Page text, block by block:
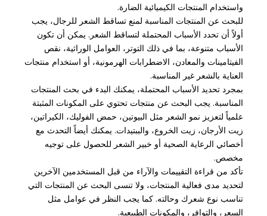
واستخدام المنتجات الكيميائية الضارة.
للبحث عن المنتجات المناسبة لمنع تساقط الشعر للرجال، يجب
أولاً أن تحدد الأسباب المحتملة لتساقط الشعر. يمكن أن تكون
الأسباب متنوعة، بما في ذلك التوتر، العوامل الوراثية، نقص
الفيتامينات والمعادن، الاضطرابات الهرمونية، أو استخدام منتجات
العناية بالشعر غير المناسبة.
بمجرد تحديد الأسباب المحتملة، يمكنك البدء في بحث المنتجات
المناسبة. يجب البحث عن منتجات تحتوي على المكونات المثبتة
علمياً لتعزيز نمو الشعر مثل البيوتين، حمض الفوليك، الكيراتين،
زيت الأرجان، زيت الخروع، والببتيدات. يمكنك أيضاً التحدث مع
أخصائي الرعاية الصحية أو خبير الشعر للحصول على توجيه
مخصص.
تأكد من قراءة التقييمات والآراء من قبل المستخدمين الآخرين
لتحديد مدى فعالية المنتجات، ولا تنسى البحث عن المنتجات التي
تناسب نوع شعرك وحالته. كما يجب النظر في عوامل مثل
السعر، والتوافر، والمكونات الطبيعية.